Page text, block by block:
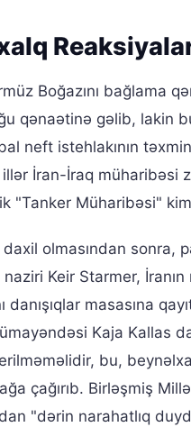
Boğazını bağlama
qənaətinə gəlib, lakin
neft istehlakının
illər İran-İraq
"Tanker Müharibəsi"
olmasından sonra,
Keir Starmer, İranın
masasına
Kaja Kallas
bu,
çağırıb. Birləşmiş
"dərin narahatlıq